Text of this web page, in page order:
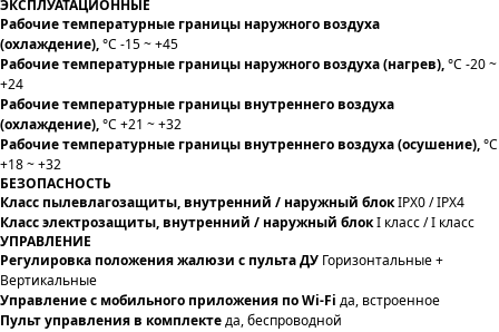
ЭКСПЛУАТАЦИОННЫЕ
Рабочие температурные границы наружного воздуха
(охлаждение),°C -15 ~ +45
Рабочие температурные границы наружного воздуха (нагрев),°C -20 ~
+24
Рабочие температурные границы внутреннего воздуха
(охлаждение),°C +21 ~ +32
Рабочие температурные границы внутреннего воздуха (осушение),°C
+18 ~ +32
БЕЗОПАСНОСТЬ
Класс пылевлагозащиты, внутренний / наружный блокIPX0 / IPX4
Класс электрозащиты, внутренний / наружный блокI класс / I класс
УПРАВЛЕНИЕ
Регулировка положения жалюзи с пульта ДУ Горизонтальные +
Вертикальные
Управление c мобильного приложения по Wi-Fi да, встроенное
Пульт управления в комплектеда, беспроводной